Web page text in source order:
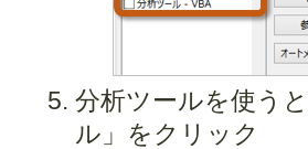
分析ツールを使う
ル」をクリック